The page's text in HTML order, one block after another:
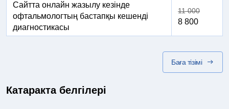
Сайтта онлайн жазылу кезінде
офтальмологтың бастапқы кешенді
диагностикасы
11 000
8 800
Баға тізімі
Катаракта белгілері